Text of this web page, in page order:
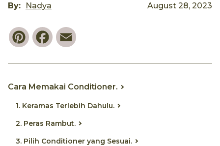
By: Nadya August 28, 2023
PinterestFacebook
Cara Memakai Conditioner.
1. Keramas Terlebih Dahulu.
2. Peras Rambut.
3. Pilih Conditioner yang Sesuai.